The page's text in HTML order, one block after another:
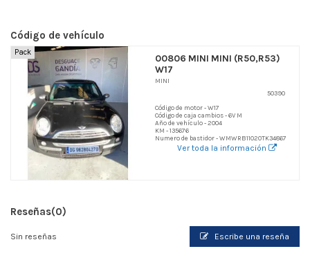
Código de vehículo
Pack
00806 MINI MINI (R50,R53)
W17
MINI
50390
Código de motor - W17
Código de caja cambios - 6V M
Año de vehículo - 2004
KM - 135676
Numero de bastidor - WMWRB11020TK34867
Ver toda la información
Reseñas(0)
Sin reseñas Escribe una reseña